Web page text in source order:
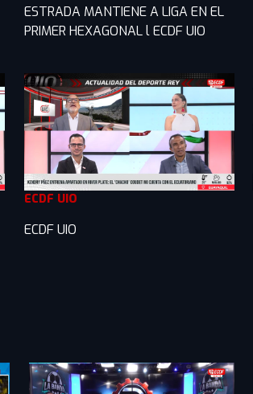
ESTRADA MANTIENE A LIGA EN EL
PRIMER HEXAGONAL l ECDF UIO
ECDF UIO
ECDF UIO